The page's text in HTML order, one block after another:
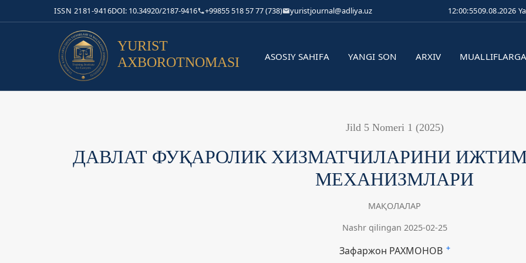
ISSN 2181-9416DOI: 10.34920/2187-9416 +99855 518 57 77 (738) yuristjournal@adliya.uz 12:00:5609.08.2026
YURIST
AXBOROTNOMASI
ASOSIY SAHIFA YANGI SON ARXIV MUALLIFLARGA
Jild 5 Nomeri 1 (2025)
ДАВЛАТ ФУҚАРОЛИК ХИЗМАТЧИЛАРИНИ
МEХАНИЗМЛАРИ
МАҚОЛАЛАР
Nashr qilingan 2025-02-25
Зафаржон РАХМОНОВ +